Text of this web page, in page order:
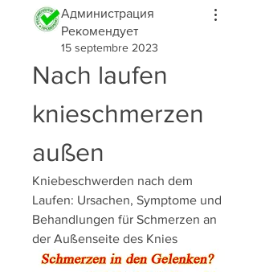
Администрация
Рекомендует
15 septembre 2023
Nach laufen
knieschmerzen
außen
Kniebeschwerden nach dem
Laufen: Ursachen, Symptome und
Behandlungen für Schmerzen an
der Außenseite des Knies